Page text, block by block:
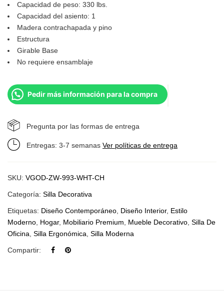
Capacidad de peso: 330 lbs.
Capacidad del asiento: 1
Madera contrachapada y pino
Estructura
Girable Base
No requiere ensamblaje
Pedir más información para la compra
Pregunta por las formas de entrega
Entregas: 3-7 semanas Ver políticas de entrega
SKU: VGOD-ZW-993-WHT-CH
Categoría: Silla Decorativa
Etiquetas: Diseño Contemporáneo Diseño Interior, Estilo
Moderno Hogar, Mobiliario Premium Mueble Decorativo Silla De
Oficina Silla Ergonómica Silla Moderna
Compartir: